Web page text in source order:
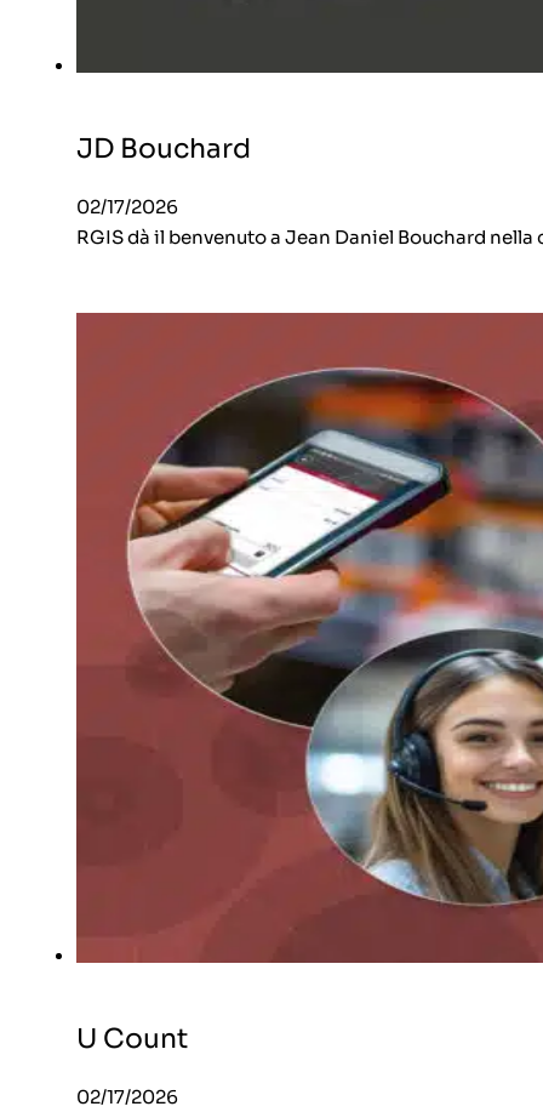
JD Bouchard
02/17/2026
RGIS dà il benvenuto a Jean Daniel Bouchard
U Count
02/17/2026